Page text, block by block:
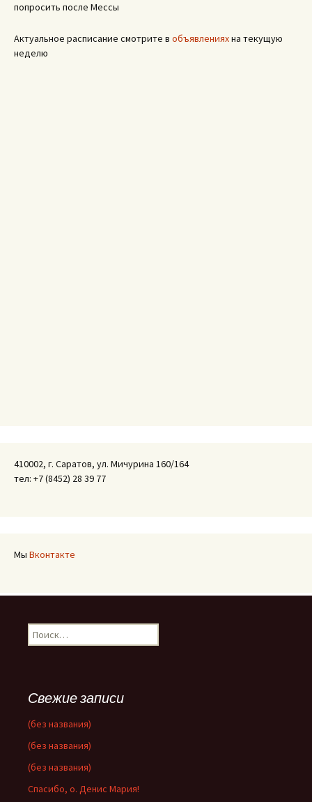
попросить после Мессы
Актуальное расписание смотрите в объявленияхна текущую
неделю
410002, г. Саратов, ул. Мичурина 160/164
тел: +7 (8452) 28 39 77
Мы Вконтакте
Найти:
Свежие записи
(без названия)
(без названия)
(без названия)
Спасибо, о. Денис Мария!